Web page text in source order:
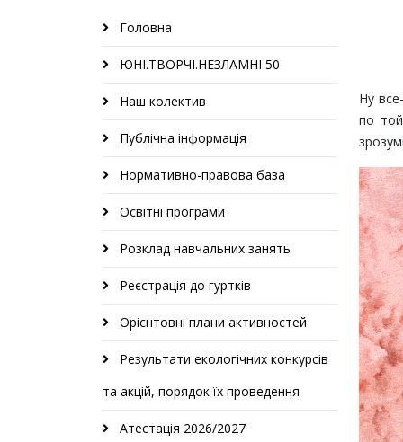
Головна
ЮНІ.ТВОРЧІ.НЕЗЛАМНІ 50
Наш колектив
Публічна інформація
Нормативно-правова база
Освітні програми
Розклад навчальних занять
Реєстрація до гуртків
Орієнтовні плани активностей
Результати екологічних конкурсів
та акцій, порядок їх проведення
Атестація 2026/2027
Ну
по